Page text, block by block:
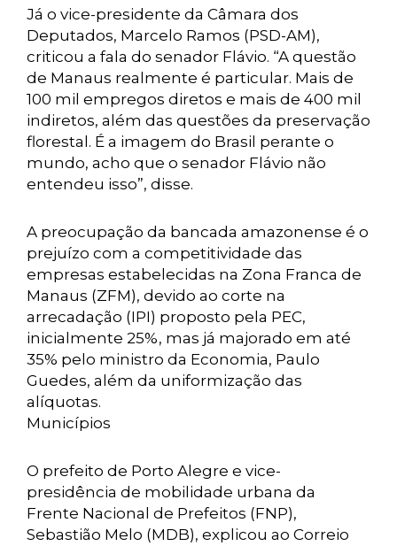
Já o vice-presidente da Câmara dos
Deputados, Marcelo Ramos (PSD-AM),
criticou a fala do senador Flávio. “A questão
de Manaus realmente é particular. Mais de
100 mil empregos diretos e mais de 400 mil
indiretos, além das questões da preservação
florestal. É a imagem do Brasil perante o
mundo, acho que o senador Flávio não
entendeu isso”, disse.
A preocupação da bancada amazonense é o
prejuízo com a competitividade das
empresas estabelecidas na Zona Franca de
Manaus (ZFM), devido ao corte na
arrecadação (IPI) proposto pela PEC,
inicialmente 25%, mas já majorado em até
35% pelo ministro da Economia, Paulo
Guedes, além da uniformização das
alíquotas.
Municípios
O prefeito de Porto Alegre e vice-
presidência de mobilidade urbana da
Frente Nacional de Prefeitos (FNP),
Sebastião Melo (MDB), explicou ao Correio